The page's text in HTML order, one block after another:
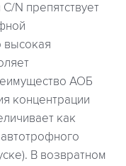
N препятствует
высокая
АОБ
концентрации
как
В возвратном